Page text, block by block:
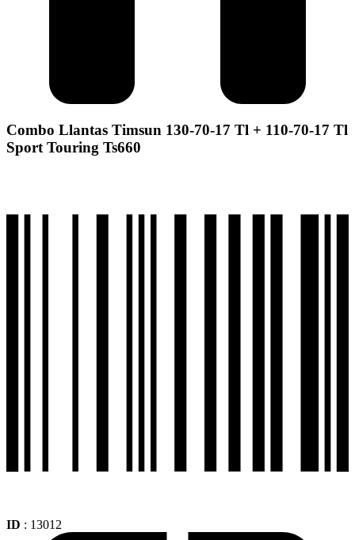
Combo Llantas Timsun 130-70-17 Tl + 110-70-17 Tl
Sport Touring Ts660
ID : 13012